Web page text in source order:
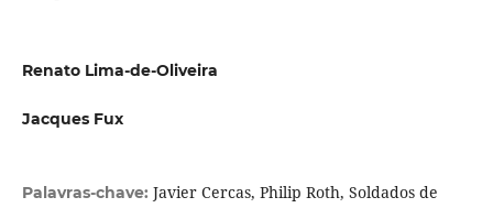
Renato Lima-de-Oliveira
Jacques Fux
Palavras-chave: Javier Cercas, Philip Roth, Soldados de